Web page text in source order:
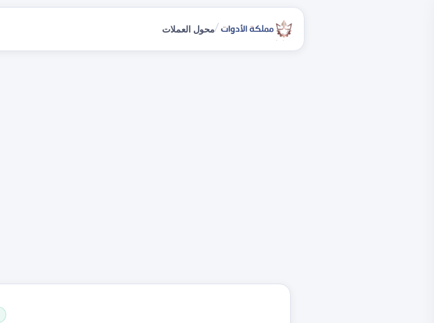
/محول العملات